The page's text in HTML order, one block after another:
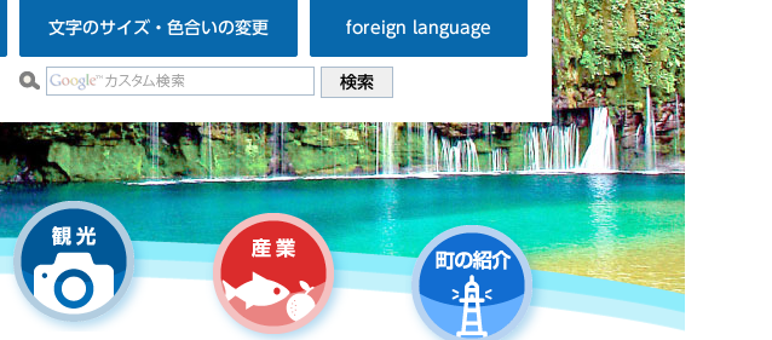
文字のサイズ・色合いの変更 foreign language